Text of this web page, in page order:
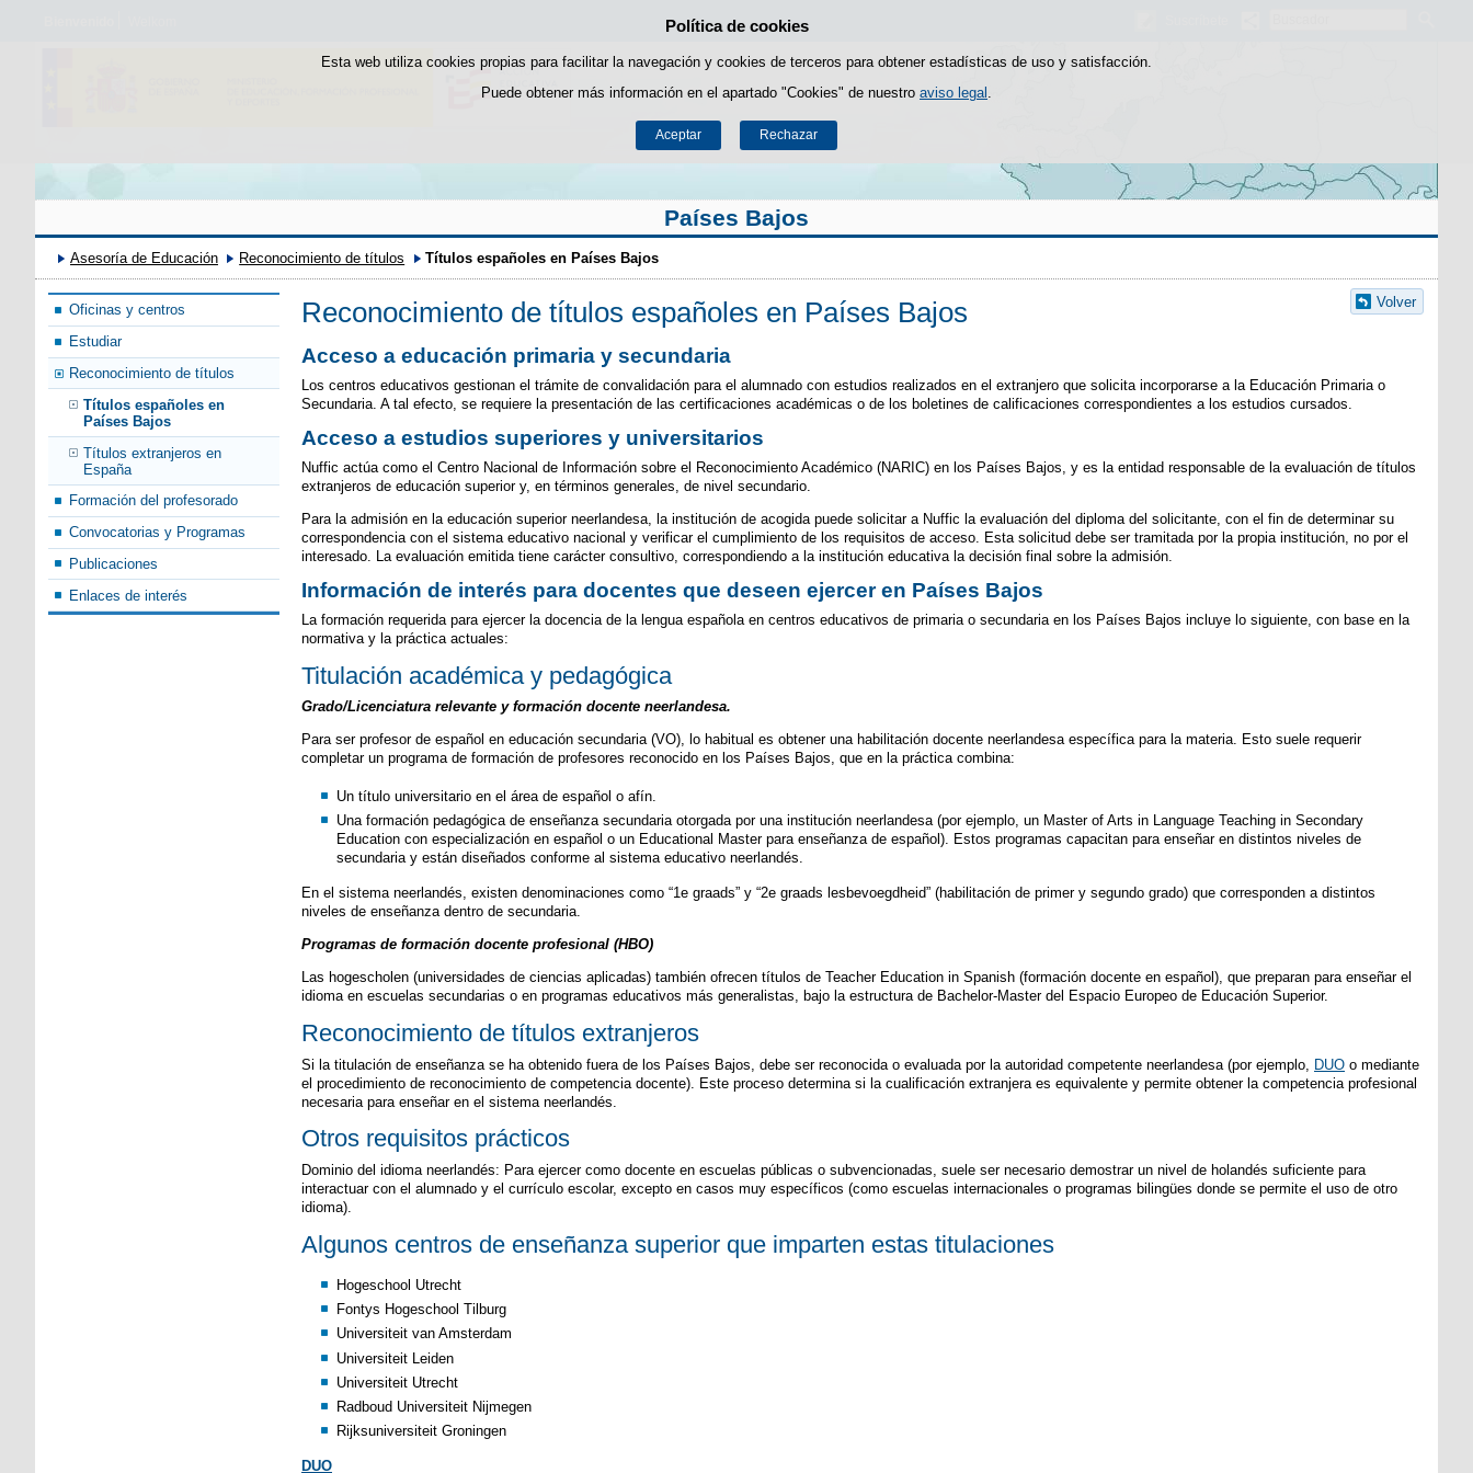
Política de cookies
Esta web utiliza cookies propias para facilitar la navegación y cookies de terceros para obtener estadísticas de uso y satisfacción.
Puede obtener más información en el apartado "Cookies" de nuestro aviso legal
Aceptar Rechazar
Saltar al contenido
Países Bajos
Asesoría de Educación Reconocimiento de títulos Títulos españoles en Países Bajos
Oficinas y centros
Estudiar
Reconocimiento de títulos
Títulos españoles en
Países Bajos
Títulos extranjeros en
España
Formación del profesorado
Convocatorias y Programas
Publicaciones
Enlaces de interés
Volver
Reconocimiento de títulos españoles en Países Bajos
Acceso a educación primaria y secundaria
Los centros educativos gestionan el trámite de convalidación para el alumnado con estudios realizados en el extranjero que solicita incorporarse a la Educación Primaria o
Secundaria. A tal efecto, se requiere la presentación de las certificaciones académicas o de los boletines de calificaciones correspondientes a los estudios cursados.
Acceso a estudios superiores y universitarios
Nuffic actúa como el Centro Nacional de Información sobre el Reconocimiento Académico (NARIC) en los Países Bajos, y es la entidad responsable de la evaluación de títulos
extranjeros de educación superior y, en términos generales, de nivel secundario.
Para la admisión en la educación superior neerlandesa, la institución de acogida puede solicitar a Nuffic la evaluación del diploma del solicitante, con el fin de determinar su
correspondencia con el sistema educativo nacional y verificar el cumplimiento de los requisitos de acceso. Esta solicitud debe ser tramitada por la propia institución, no por el
interesado. La evaluación emitida tiene carácter consultivo, correspondiendo a la institución educativa la decisión final sobre la admisión.
Información de interés para docentes que deseen ejercer en Países Bajos
La formación requerida para ejercer la docencia de la lengua española en centros educativos de primaria o secundaria en los Países Bajos incluye lo siguiente, con base en la
normativa y la práctica actuales:
Titulación académica y pedagógica
Grado/Licenciatura relevante y formación docente neerlandesa.
Para ser profesor de español en educación secundaria (VO), lo habitual es obtener una habilitación docente neerlandesa específica para la materia. Esto suele requerir
completar un programa de formación de profesores reconocido en los Países Bajos, que en la práctica combina:
Un título universitario en el área de español o afín.
Una formación pedagógica de enseñanza secundaria otorgada por una institución neerlandesa (por ejemplo, un Master of Arts in Language Teaching in Secondary
Education con especialización en español o un Educational Master para enseñanza de español). Estos programas capacitan para enseñar en distintos niveles de
secundaria y están diseñados conforme al sistema educativo neerlandés.
En el sistema neerlandés, existen denominaciones como “1e graads” y “2e graads lesbevoegdheid” (habilitación de primer y segundo grado) que corresponden a distintos
niveles de enseñanza dentro de secundaria.
Programas de formación docente profesional (HBO)
Las hogescholen (universidades de ciencias aplicadas) también ofrecen títulos de Teacher Education in Spanish (formación docente en español), que preparan para enseñar el
idioma en escuelas secundarias o en programas educativos más generalistas, bajo la estructura de Bachelor-Master del Espacio Europeo de Educación Superior.
Reconocimiento de títulos extranjeros
Si la titulación de enseñanza se ha obtenido fuera de los Países Bajos, debe ser reconocida o evaluada por la autoridad competente neerlandesa (por ejemplo, DUO o mediante
el procedimiento de reconocimiento de competencia docente). Este proceso determina si la cualificación extranjera es equivalente y permite obtener la competencia profesional
necesaria para enseñar en el sistema neerlandés.
Otros requisitos prácticos
Dominio del idioma neerlandés: Para ejercer como docente en escuelas públicas o subvencionadas, suele ser necesario demostrar un nivel de holandés suficiente para
interactuar con el alumnado y el currículo escolar, excepto en casos muy específicos (como escuelas internacionales o programas bilingües donde se permite el uso de otro
idioma).
Algunos centros de enseñanza superior que imparten estas titulaciones
Hogeschool Utrecht
Fontys Hogeschool Tilburg
Universiteit van Amsterdam
Universiteit Leiden
Universiteit Utrecht
Radboud Universiteit Nijmegen
Rijksuniversiteit Groningen
DUO